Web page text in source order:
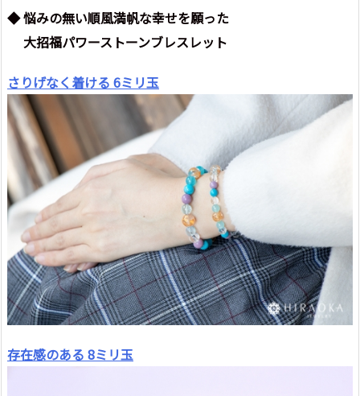
◆ 悩みの無い順風満帆な幸せを願った
大招福パワーストーンブレスレット
さりげなく着ける 6ミリ玉
存在感のある 8ミリ玉